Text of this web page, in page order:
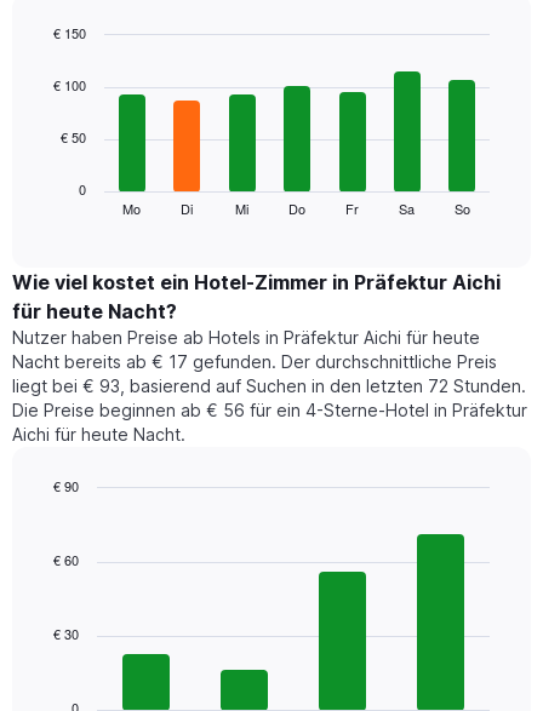
Diagramm
die
Monate
hat
1
Y-
Achse,
die
den
durchschnittlichen
Zimmerpreis
chart
bars.
den
durchschnittlichen
Preis
eines
Zimmers
für
den
jeweiligen
Das
die
Mo Di Mi Do Fr Sa So
0
€ 50
€ 100
€ 150
Wie viel kostet ein Hotel-Zimmer in Präfektur Aichi
für heute Nacht?
Nutzer haben Preise ab Hotels in Präfektur Aichi für heute
Nacht bereits ab € 17 gefunden. Der durchschnittliche Preis
liegt bei € 93, basierend auf Suchen in den letzten 72 Stunden.
Die Preise beginnen ab € 56 für ein 4-Sterne-Hotel in Präfektur
Aichi für heute Nacht.
with
Das
€ 30
€ 60
€ 90